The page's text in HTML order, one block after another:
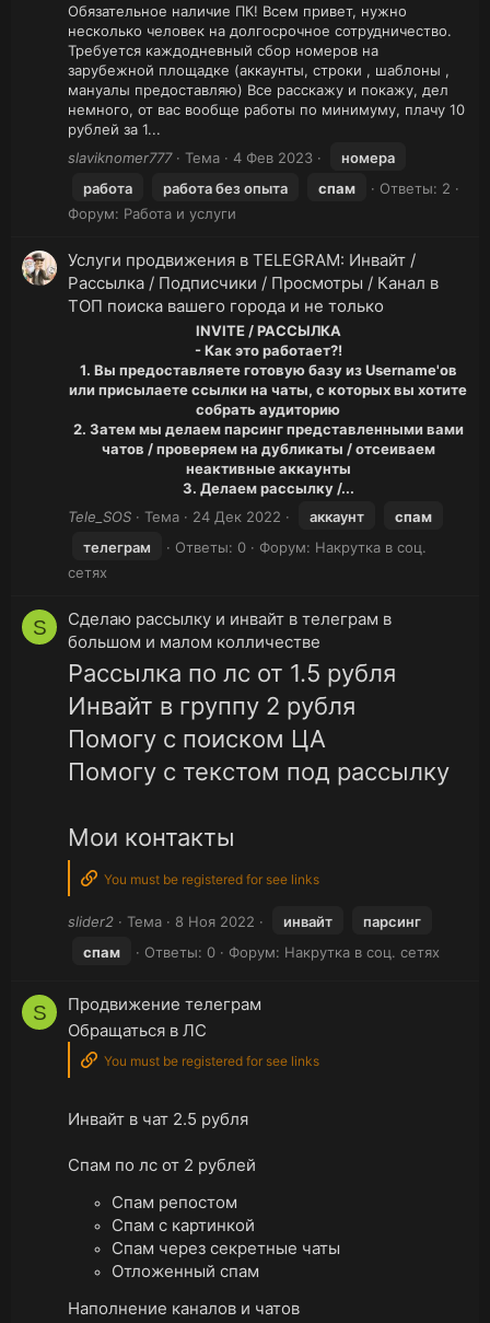
Обязательное наличие ПК! Всем привет, нужно
несколько человек на долгосрочное сотрудничество.
Требуется каждодневный сбор номеров на
зарубежной площадке (аккаунты, строки , шаблоны ,
мануалы предоставляю) Все расскажу и покажу, дел
немного, от вас вообще работы по минимуму, плачу 10
рублей за 1...
slaviknomer777
Тема 4 Фев 2023
номера
работа
работа без опыта спам
Ответы: 2
Форум: Работа и услуги
Услуги продвижения в TELEGRAM: Инвайт /
Рассылка / Подписчики / Просмотры / Канал в
ТОП поиска вашего города и не только
INVITE / РАССЫЛКА
- Как это работает?!
1. Вы предоставляете готовую базу из Username'ов
или присылаете ссылки на чаты, с которых вы хотите
собрать аудиторию
2. Затем мы делаем парсинг представленными вами
чатов / проверяем на дубликаты / отсеиваем
неактивные аккаунты
3. Делаем рассылку /...
Tele_SOS
Тема 24 Дек 2022 аккаунт
спам
телеграм
Ответы: 0 Форум: Накрутка в соц.
сетях
S
Сделаю рассылку и инвайт в телеграм в
большом и малом колличестве
Рассылка по лс от 1.5 рубля
Инвайт в группу 2 рубля
Помогу с поиском ЦА
Помогу с текстом под рассылку
Мои контакты
You must be registered for see links
slider2 Тема 8 Ноя 2022 инвайт
парсинг
спам
Ответы: 0 Форум: Накрутка в соц. сетях
S
Продвижение телеграм
Обращаться в ЛС
You must be registered for see links
Инвайт в чат 2.5 рубля
Спам по лс от 2 рублей
Спам репостом
Спам с картинкой
Спам через секретные чаты
Отложенный спам
Наполнение каналов и чатов